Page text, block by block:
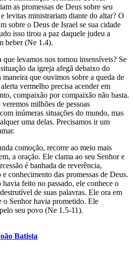
as promessas de Deus sobre seu
levitas ministrariam diante do altar? O
sobre o Deus de Israel se sua cidade
isso tirou a paz daquele judeu a
beber (Ne 1.4).
levamos nos tornou insensíveis? Se
da igreja afegã debaixo do
que ouvimos sobre a queda de
vermelho precisa acender em
compaixão por compaixão não basta.
milhões de pessoas
inúmeras situações do mundo, mas
uma delas. Precisamos ir um
comoção, recorre ao meio mais
a oração. Ele clama ao seu Senhor e
é banhada de reverência,
conhecimento das promessas de Deus.
feito no passado, ele conhece o
de suas palavras. Ele ora em
o Senhor havia prometido. Ele
seu povo (Ne 1.5-11).
Batista